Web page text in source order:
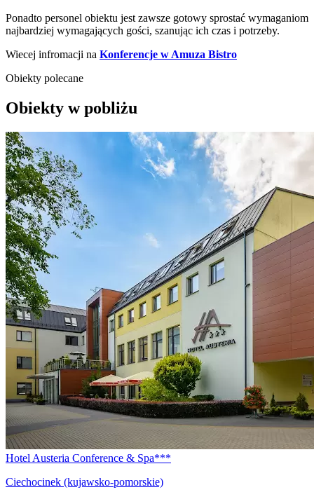
Ponadto personel obiektu jest zawsze gotowy sprostać wymaganiom
najbardziej wymagających gości, szanując ich czas i potrzeby.
Wiecej infromacji na Konferencje w Amuza Bistro
Obiekty polecane
Obiekty w pobliżu
Hotel Austeria Conference & Spa***
Ciechocinek (kujawsko-pomorskie)